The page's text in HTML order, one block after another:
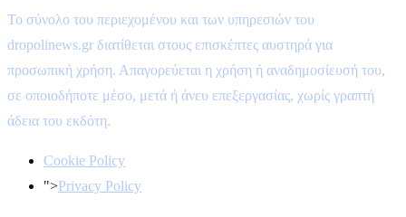
Το σύνολο του περιεχομένου και των υπηρεσιών του
dropolinews.gr διατίθεται στους επισκέπτες αυστηρά για
προσωπική χρήση. Απαγορεύεται η χρήση ή αναδημοσίευσή του,
σε οποιοδήποτε μέσο, μετά ή άνευ επεξεργασίας, χωρίς γραπτή
άδεια του εκδότη.
Cookie Policy
">Privacy Policy